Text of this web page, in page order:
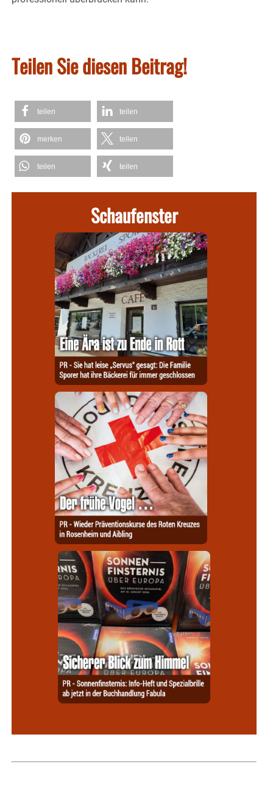
Teilen Sie diesen Beitrag!
teilen teilen
merken teilen
teilen teilen
Schaufenster